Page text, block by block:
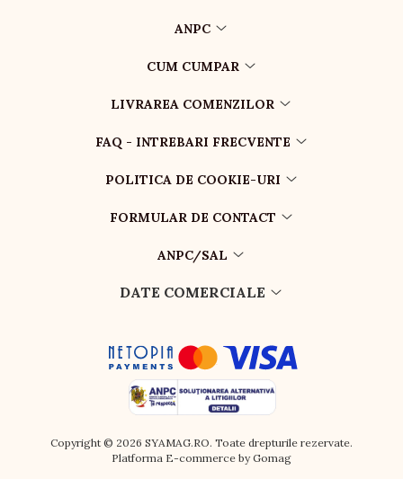
ANPC
CUM CUMPAR
LIVRAREA COMENZILOR
FAQ - INTREBARI FRECVENTE
POLITICA DE COOKIE-URI
FORMULAR DE CONTACT
ANPC/SAL
DATE COMERCIALE
Copyright © 2026 SYAMAG.RO. Toate drepturile rezervate.
Platforma E-commerce by Gomag